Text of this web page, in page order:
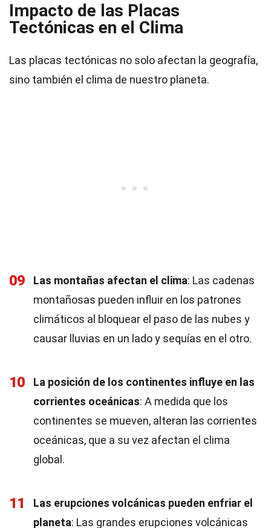
Impacto de las Placas
Tectónicas en el Clima
Las placas tectónicas no solo afectan la geografía,
sino también el clima de nuestro planeta.
09 Las montañas afectan el clima: Las cadenas
montañosas pueden influir en los patrones
climáticos al bloquear el paso de las nubes y
causar lluvias en un lado y sequías en el otro.
10
La posición de los continentes influye en las
corrientes oceánicas: A medida que los
continentes se mueven, alteran las corrientes
oceánicas, que a su vez afectan el clima
global.
11
Las erupciones volcánicas pueden enfriar el
planeta: Las grandes erupciones volcánicas